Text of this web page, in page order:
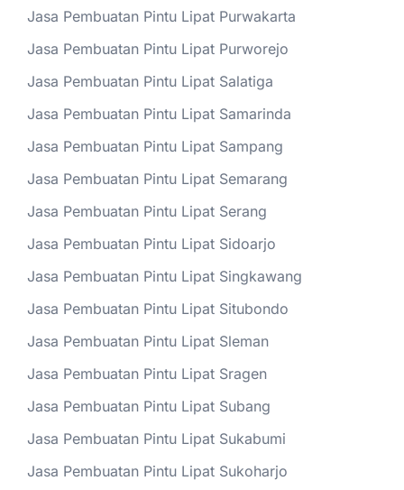
Jasa Pembuatan Pintu Lipat Purwakarta
Jasa Pembuatan Pintu Lipat Purworejo
Jasa Pembuatan Pintu Lipat Salatiga
Jasa Pembuatan Pintu Lipat Samarinda
Jasa Pembuatan Pintu Lipat Sampang
Jasa Pembuatan Pintu Lipat Semarang
Jasa Pembuatan Pintu Lipat Serang
Jasa Pembuatan Pintu Lipat Sidoarjo
Jasa Pembuatan Pintu Lipat Singkawang
Jasa Pembuatan Pintu Lipat Situbondo
Jasa Pembuatan Pintu Lipat Sleman
Jasa Pembuatan Pintu Lipat Sragen
Jasa Pembuatan Pintu Lipat Subang
Jasa Pembuatan Pintu Lipat Sukabumi
Jasa Pembuatan Pintu Lipat Sukoharjo